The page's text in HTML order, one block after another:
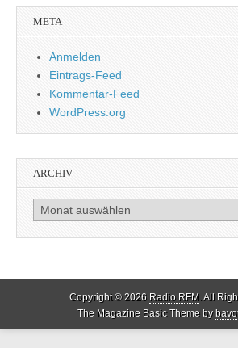
META
Anmelden
Eintrags-Feed
Kommentar-Feed
WordPress.org
ARCHIV
Archiv
Copyright © 2026 Radio RFM. All
The Magazine Basic Theme by